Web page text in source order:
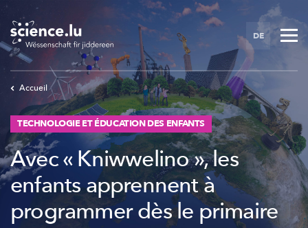
Skip
main
content
DE
Accueil
TECHNOLOGIE ET ÉDUCATION DES ENFANTS
Avec « Kniwwelino », les
enfants apprennent à
programmer dès le primaire